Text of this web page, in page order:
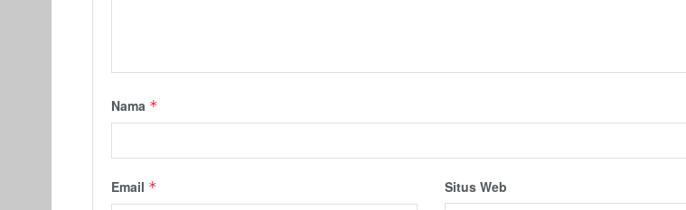
Nama *
Email * Situs Web